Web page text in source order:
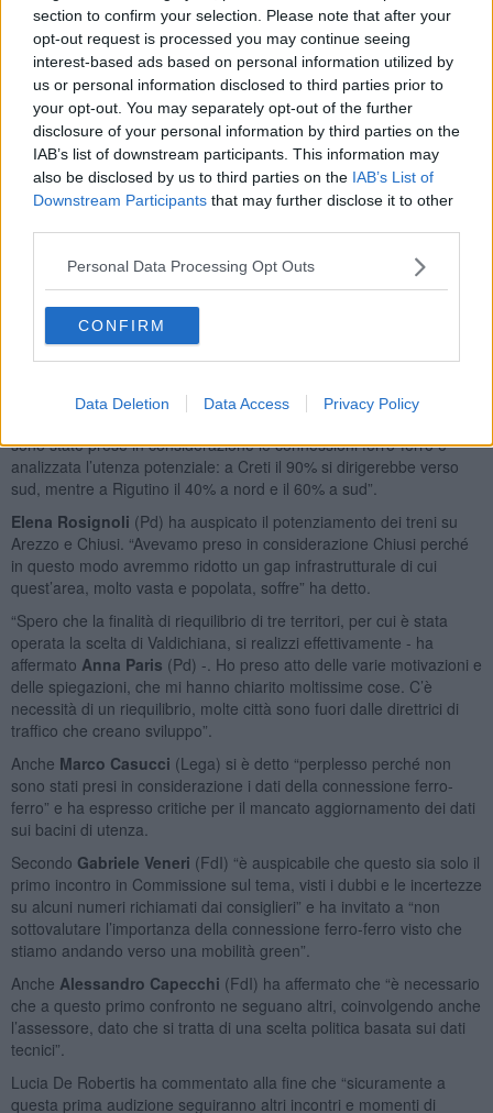
section to confirm your selection. Please note that after your
opt-out request is processed you may continue seeing
interest-based ads based on personal information utilized by
us or personal information disclosed to third parties prior to
your opt-out. You may separately opt-out of the further
disclosure of your personal information by third parties on the
IAB’s list of downstream participants. This information may
also be disclosed by us to third parties on the IAB’s List of
Downstream Participants that may further disclose it to other
Personal Data Processing Opt Outs
CONFIRM
Data Deletion Data Access Privacy Policy
tecnologie, espropri, con fine lavori nel 2030.
I vertici Rfi hanno spiegato inoltre che, dopo un’iniziale propensione
per la soluzione di Arezzo, al tavolo sono stati ascoltati i
rappresentanti di Trenitalia e Italo, che hanno espresso la netta
preferenza per vari motivi, tra cui i minori tempi di percorrenza, per
una soluzione di nuova realizzazione sulla linea dell’Alta Velocità. A
questo punto, il rapporto costi-benefici ha fatto cadere la scelta su
Valdichiana Creti.
Ad aprire il giro di interventi è stata la stessa De Robertis,
per le analisi e sul valore dato, nello studio, alla strategicità delle
soluzioni ferro-ferro nell'ambito delle politiche nazionali sulla
sostenibilità ambientale di trasporti e mobilità.
Vincenzo Ceccarelli(Pd) ha osservato che “lo scarso tempo a
sono state prese in considerazione le connessioni ferro-ferro e
analizzata l’utenza potenziale: a Creti il 90% si dirigerebbe verso
sud, mentre a Rigutino il 40% a nord e il 60% a sud”.
Elena Rosignoli (Pd) ha auspicato il potenziamento dei treni su
Arezzo e Chiusi. “Avevamo preso in considerazione Chiusi perché
in questo modo avremmo ridotto un gap infrastrutturale di cui
quest’area, molto vasta e popolata, soffre” ha detto.
“Spero che la finalità di riequilibrio di tre territori, per cui è stata
operata la scelta di Valdichiana, si realizzi effettivamente - ha
affermato Anna Paris (Pd) -. Ho preso atto delle varie motivazioni e
delle spiegazioni, che mi hanno chiarito moltissime cose. C’è
necessità di un riequilibrio, molte città sono fuori dalle direttrici di
traffico che creano sviluppo”.
Anche Marco Casucci (Lega) si è detto “perplesso perché non
sono stati presi in considerazione i dati della connessione ferro-
ferro” e ha espresso critiche per il mancato aggiornamento dei dati
sui bacini di utenza.
Secondo Gabriele Veneri (FdI) “è auspicabile che questo sia solo il
primo incontro in Commissione sul tema, visti i dubbi e le incertezze
su alcuni numeri richiamati dai consiglieri” e ha invitato a “non
sottovalutare l’importanza della connessione ferro-ferro visto che
stiamo andando verso una mobilità green”.
Anche Alessandro Capecchi (FdI) ha affermato che “è necessario
che a questo primo confronto ne seguano altri, coinvolgendo anche
l’assessore, dato che si tratta di una scelta politica basata sui dati
tecnici”.
Lucia De Robertis ha commentato alla fine che “sicuramente a
questa prima audizione seguiranno altri incontri e momenti di